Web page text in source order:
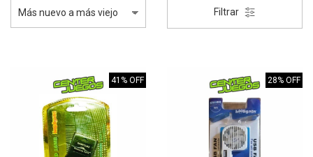
Filtrar
41% OFF 28% OFF